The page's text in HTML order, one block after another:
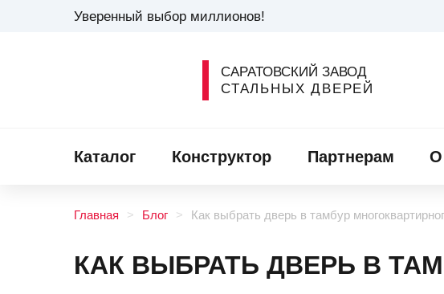
Уверенный выбор миллионов!
САРАТОВСКИЙ ЗАВОД
СТАЛЬНЫХ ДВЕРЕЙ
Каталог Конструктор Партнерам О
Главная Блог Как выбрать дверь в тамбур
КАК ВЫБРАТЬ ДВЕРЬ В